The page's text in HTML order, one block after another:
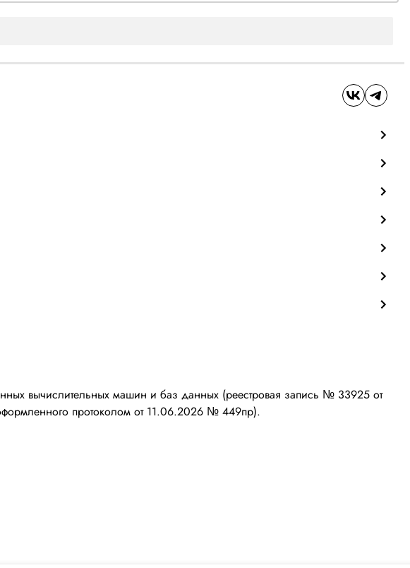
вычислительных машин и баз данных (реестровая запись № 33925 от
протоколом от 11.06.2026 № 449пр).